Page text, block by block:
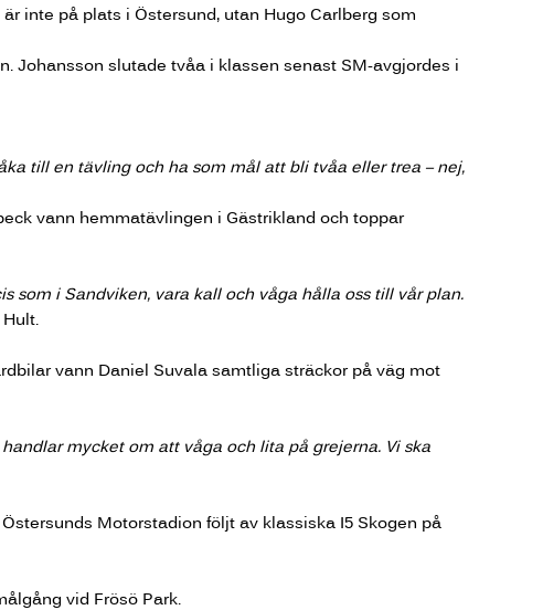
inte på plats i Östersund, utan Hugo Carlberg som
Johansson slutade tvåa i klassen senast SM-avgjordes i
till en tävling och ha som mål att bli tvåa eller trea – nej,
vann hemmatävlingen i Gästrikland och toppar
som i Sandviken, vara kall och våga hålla oss till vår plan.
vann Daniel Suvala samtliga sträckor på väg mot
mycket om att våga och lita på grejerna. Vi ska
Motorstadion följt av klassiska I5 Skogen på
vid Frösö Park.